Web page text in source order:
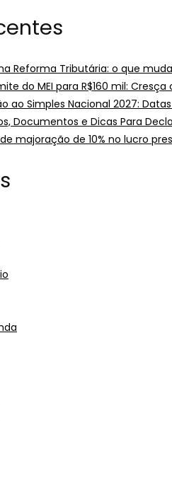
Reforma Tributária: o que
do MEI para R$160 mil:
ao Simples Nacional 2027:
Documentos e Dicas Para
majoração de 10% no lucro